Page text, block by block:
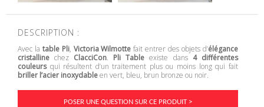
DESCRIPTION :
Avec la table Pli, Victoria Wilmotte fait entrer des objets d’élégance
cristalline chez ClacciCon. Pli Table existe dans 4 différentes
couleursqui résultent d’un traitement plus ou moins long qui fait
briller l’acier inoxydableen vert, bleu, brun bronze ou noir.
POSER UNE QUESTION SUR CE PRODUIT >